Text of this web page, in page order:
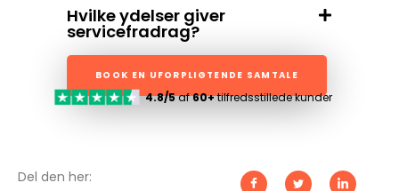
Hvilke ydelser giver
servicefradrag?
BOOK EN UFORPLIGTENDE SAMTALE
4.8/5af60+tilfredsstillede kunder
Del den her: